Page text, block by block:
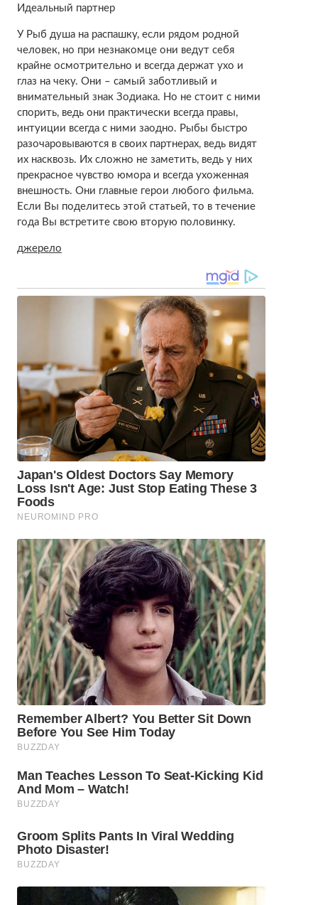
Идеальный партнер
У Рыб душа на распашку, если рядом родной
человек, но при незнакомце они ведут себя
крайне осмотрительно и всегда держат ухо и
глаз на чеку. Они – самый заботливый и
внимательный знак Зодиака. Но не стоит с ними
спорить, ведь они практически всегда правы,
интуиции всегда с ними заодно. Рыбы быстро
разочаровываются в своих партнерах, ведь видят
их насквозь. Их сложно не заметить, ведь у них
прекрасное чувство юмора и всегда ухоженная
внешность. Они главные герои любого фильма.
Если Вы поделитесь этой статьей, то в течение
года Вы встретите свою вторую половинку.
джерело